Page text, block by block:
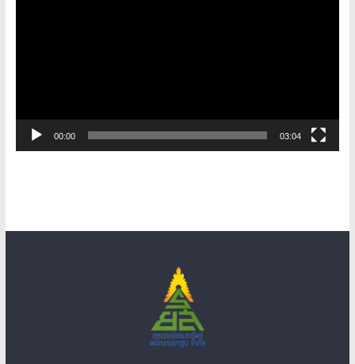
00:00 03:04